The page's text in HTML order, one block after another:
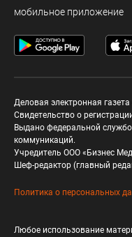
мобильное приложение
Деловая электронная
Свидетельство о
Выдано федеральной
коммуникаций.
Учредитель ООО «Бизнес
Шеф-редактор (главный
Политика о персональных
Любое использование